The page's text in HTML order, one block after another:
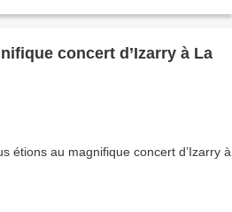
concert d’Izarry à La